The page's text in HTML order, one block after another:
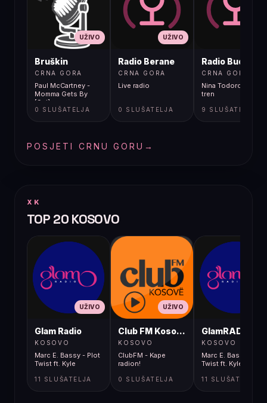
UŽIVO
Bruškin
CRNA GORA
Paul McCartney -
Momma Gets By
[9gj]
0 SLUŠATELJA
UŽIVO
Radio Berane
CRNA GORA
Live radio
0 SLUŠATELJA
Radio Budva
CRNA GORA
Nina Todorovic -
tren
9 SLUŠATELJA
POSJETI CRNU GORU →
XK
TOP 20 KOSOVO
UŽIVO
Glam Radio
KOSOVO
Marc E. Bassy - Plot
Twist ft. Kyle
11 SLUŠATELJA
UŽIVO
Club FM Kosovë
KOSOVO
ClubFM - Kape
radion!
0 SLUŠATELJA
GlamRADIO
KOSOVO
Marc E. Bassy - Plot
Twist ft. Kyle
11 SLUŠATELJA